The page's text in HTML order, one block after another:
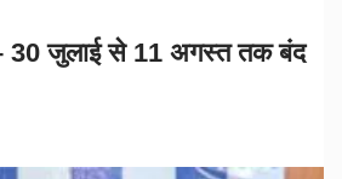
30 जुलाई से 11 अगस्त तक बंद